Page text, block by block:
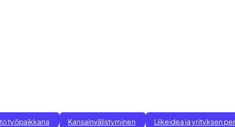
työpaikkana Kansainvälistyminen Liikeidea ja yrityksen